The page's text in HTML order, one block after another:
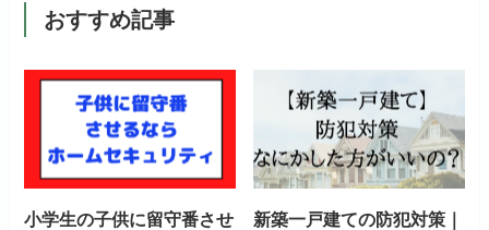
おすすめ記事
小学生の子供に留守番させ
新築一戸建ての防犯対策｜